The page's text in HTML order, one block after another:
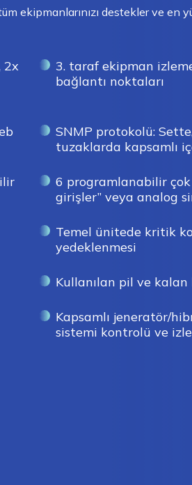
ekipmanlarınızı destekler ve en
2x
3. taraf ekipman
bağlantı noktaları
SNMP protokolü:
tuzaklarda kapsamlı
6 programlanabilir
girişler” veya analog
Temel ünitede kritik
yedeklenmesi
Kullanılan pil ve
Kapsamlı jeneratör/
sistemi kontrolü ve